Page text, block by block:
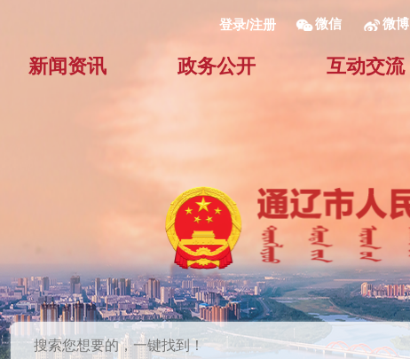
登录/注册 微信 微博
新闻资讯 政务公开 互动交流